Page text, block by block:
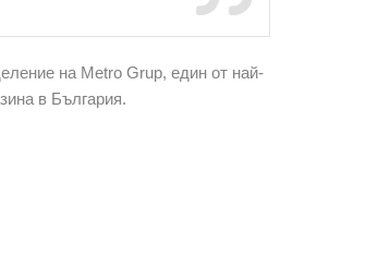
на Metro Grup, един от най-
в България.